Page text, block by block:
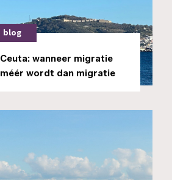
blog
Ceuta: wanneer migratie
méér wordt dan migratie